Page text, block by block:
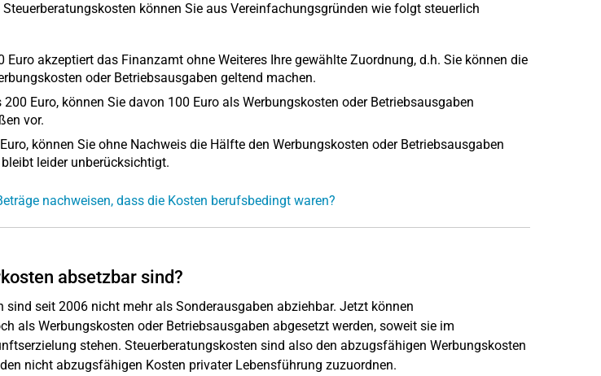
können Sie aus Vereinfachungsgründen wie folgt steuerlich
Euro akzeptiert das Finanzamt ohne Weiteres Ihre gewählte Zuordnung, d.h. Sie können die
oder Betriebsausgaben geltend machen.
Euro, können Sie davon 100 Euro als Werbungskosten oder Betriebsausgaben
vor.
können Sie ohne Nachweis die Hälfte den Werbungskosten oder Betriebsausgaben
leider unberücksichtigt.
nachweisen, dass die Kosten berufsbedingt waren?
absetzbar sind?
sind seit 2006 nicht mehr als Sonderausgaben abziehbar. Jetzt können
als Werbungskosten oder Betriebsausgaben abgesetzt werden, soweit sie im
stehen. Steuerberatungskosten sind also den abzugsfähigen Werbungskosten
nicht abzugsfähigen Kosten privater Lebensführung zuzuordnen.